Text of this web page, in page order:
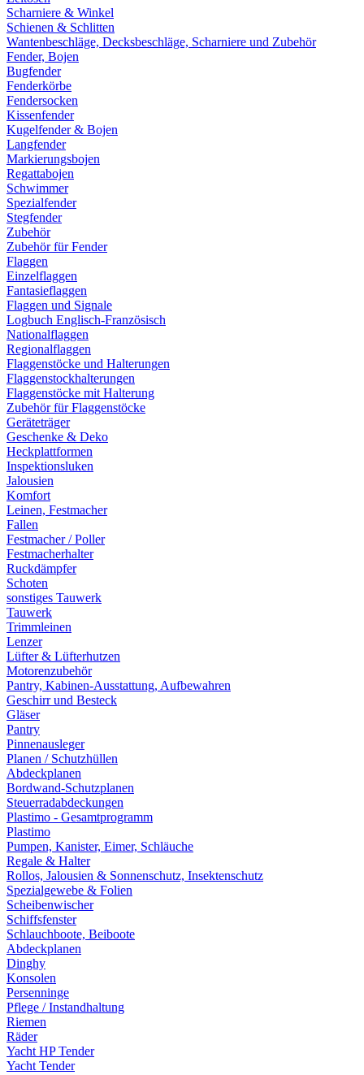
Scharniere & Winkel
Schienen & Schlitten
Wantenbeschläge, Decksbeschläge, Scharniere und Zubehör
Fender, Bojen
Bugfender
Fenderkörbe
Fendersocken
Kissenfender
Kugelfender & Bojen
Langfender
Markierungsbojen
Regattabojen
Schwimmer
Spezialfender
Stegfender
Zubehör
Zubehör für Fender
Flaggen
Einzelflaggen
Fantasieflaggen
Flaggen und Signale
Logbuch Englisch-Französisch
Nationalflaggen
Regionalflaggen
Flaggenstöcke und Halterungen
Flaggenstockhalterungen
Flaggenstöcke mit Halterung
Zubehör für Flaggenstöcke
Geräteträger
Geschenke & Deko
Heckplattformen
Inspektionsluken
Jalousien
Komfort
Leinen, Festmacher
Fallen
Festmacher / Poller
Festmacherhalter
Ruckdämpfer
Schoten
sonstiges Tauwerk
Tauwerk
Trimmleinen
Lenzer
Lüfter & Lüfterhutzen
Motorenzubehör
Pantry, Kabinen-Ausstattung, Aufbewahren
Geschirr und Besteck
Gläser
Pantry
Pinnenausleger
Planen / Schutzhüllen
Abdeckplanen
Bordwand-Schutzplanen
Steuerradabdeckungen
Plastimo - Gesamtprogramm
Plastimo
Pumpen, Kanister, Eimer, Schläuche
Regale & Halter
Rollos, Jalousien & Sonnenschutz, Insektenschutz
Spezialgewebe & Folien
Scheibenwischer
Schiffsfenster
Schlauchboote, Beiboote
Abdeckplanen
Dinghy
Konsolen
Persenninge
Pflege / Instandhaltung
Riemen
Räder
Yacht HP Tender
Yacht Tender